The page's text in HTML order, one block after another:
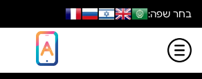
בחר שפה: